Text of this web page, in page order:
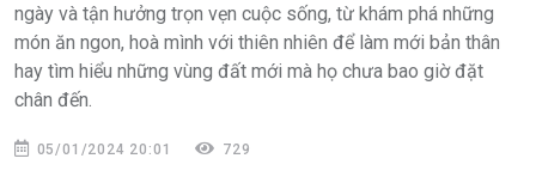
ngày và tận hưởng trọn vẹn cuộc sống, từ khám phá những
món ăn ngon, hoà mình với thiên nhiên để làm mới bản thân
hay tìm hiểu những vùng đất mới mà họ chưa bao giờ đặt
chân đến.
05/01/2024 20:01 729